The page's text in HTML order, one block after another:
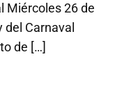
Miércoles 26 de
Carnaval
de […]